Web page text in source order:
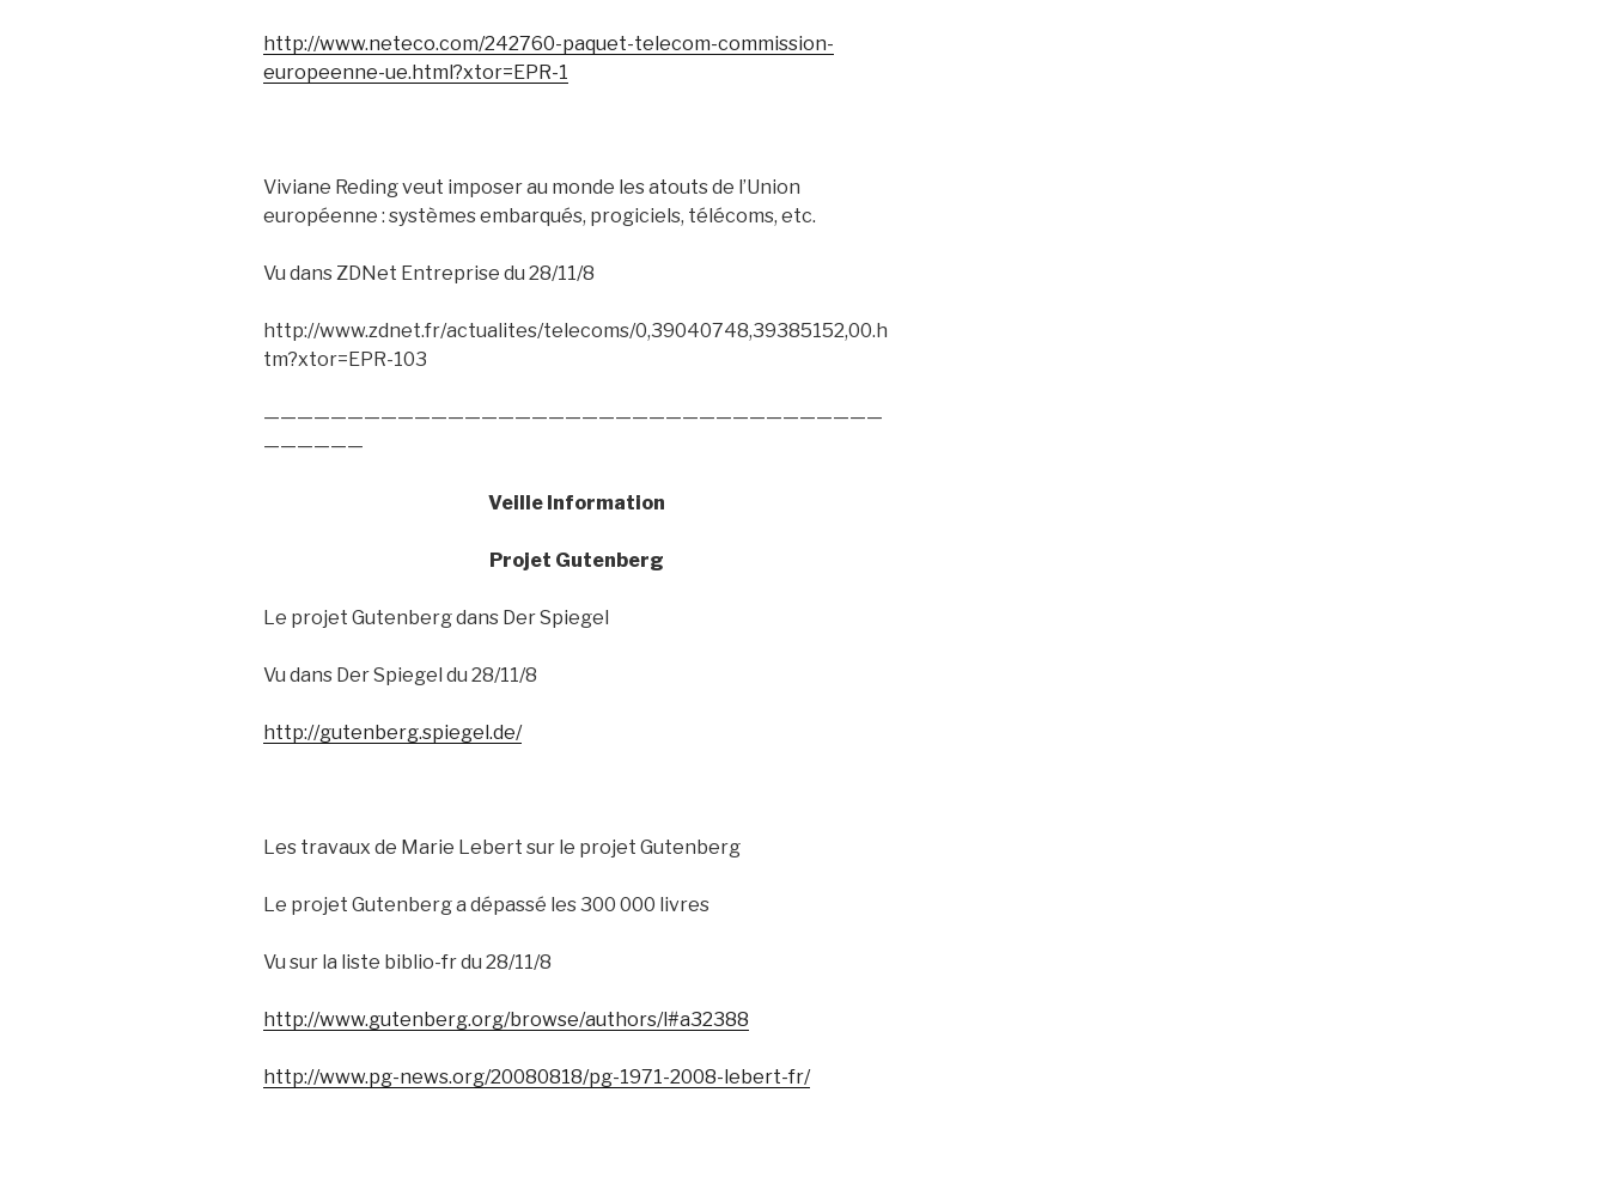
http://www.neteco.com/242760-paquet-telecom-commission-
europeenne-ue.html?xtor=EPR-1
Viviane Reding veut imposer au monde les atouts de l’Union
européenne : systèmes embarqués, progiciels, télécoms, etc.
Vu dans ZDNet Entreprise du 28/11/8
http://www.zdnet.fr/actualites/telecoms/0,39040748,39385152,00.h
tm?xtor=EPR-103
—————————————————————————————————————
——————
Veille Information
Projet Gutenberg
Le projet Gutenberg dans Der Spiegel
Vu dans Der Spiegel du 28/11/8
http://gutenberg.spiegel.de/
Les travaux de Marie Lebert sur le projet Gutenberg
Le projet Gutenberg a dépassé les 300 000 livres
Vu sur la liste biblio-fr du 28/11/8
http://www.gutenberg.org/browse/authors/l#a32388
http://www.pg-news.org/20080818/pg-1971-2008-lebert-fr/